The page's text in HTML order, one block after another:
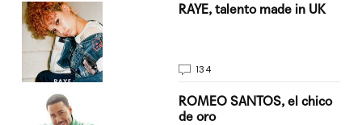
RAYE, talento made in UK
134
ROMEO SANTOS, el chico
de oro